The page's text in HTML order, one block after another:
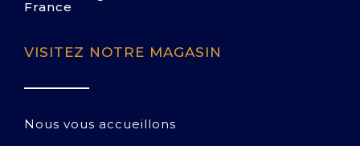
France
VISITEZ NOTRE MAGASIN
Nous vous accueillons